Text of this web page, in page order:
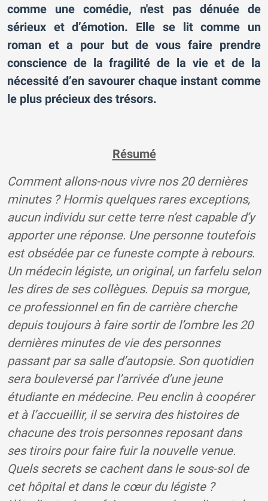
comme une comédie, n'est pas dénuée de
sérieux et d’émotion. Elle se lit comme un
roman et a pour but de vous faire prendre
conscience de la fragilité de la vie et de la
nécessité d’en savourer chaque instant comme
le plus précieux des trésors.
Résumé
Comment allons-nous vivre nos 20 dernières
minutes ? Hormis quelques rares exceptions,
aucun individu sur cette terre n’est capable d’y
apporter une réponse. Une personne toutefois
est obsédée par ce funeste compte à rebours.
Un médecin légiste, un original, un farfelu selon
les dires de ses collègues. Depuis sa morgue,
ce professionnel en fin de carrière cherche
depuis toujours à faire sortir de l’ombre les 20
dernières minutes de vie des personnes
passant par sa salle d’autopsie. Son quotidien
sera bouleversé par l’arrivée d’une jeune
étudiante en médecine. Peu enclin à coopérer
et à l’accueillir, il se servira des histoires de
chacune des trois personnes reposant dans
ses tiroirs pour faire fuir la nouvelle venue.
Quels secrets se cachent dans le sous-sol de
cet hôpital et dans le cœur du légiste ?